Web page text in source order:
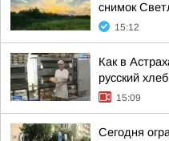
снимок
15:12
Как в
русский хлеб
15:09
Сегодня